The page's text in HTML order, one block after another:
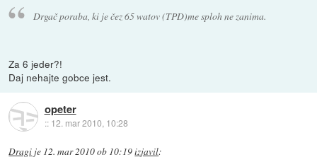
Drgač poraba, ki je čez 65 watov (TPD)me sploh ne zanima.
Za 6 jeder?!
Daj nehajte gobce jest.
opeter
:: 12. mar 2010, 10:28
Dragi je 12. mar 2010 ob 10:19izjavil: